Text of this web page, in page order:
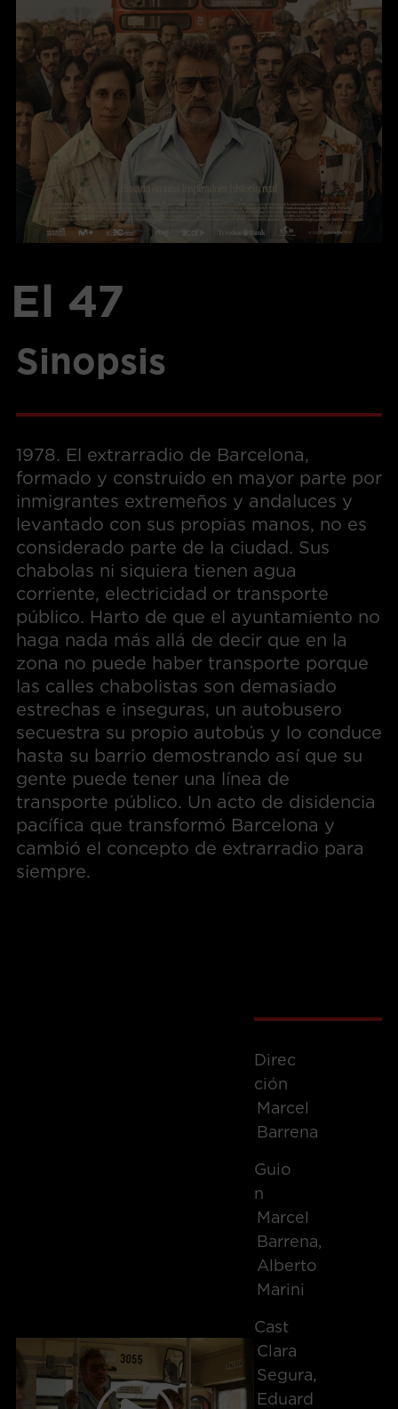
El 47
Sinopsis
1978. El extrarradio de Barcelona,
formado y construido en mayor parte por
inmigrantes extremeños y andaluces y
levantado con sus propias manos, no es
considerado parte de la ciudad. Sus
chabolas ni siquiera tienen agua
corriente, electricidad or transporte
público. Harto de que el ayuntamiento no
haga nada más allá de decir que en la
zona no puede haber transporte porque
las calles chabolistas son demasiado
estrechas e inseguras, un autobusero
secuestra su propio autobús y lo conduce
hasta su barrio demostrando así que su
gente puede tener una línea de
transporte público. Un acto de disidencia
pacífica que transformó Barcelona y
cambió el concepto de extrarradio para
siempre.
Direc
Ción
Marcel
Barrena
Guio
N
Marcel
Barrena,
Alberto
Marini
Cast
Clara
Segura,
Eduard